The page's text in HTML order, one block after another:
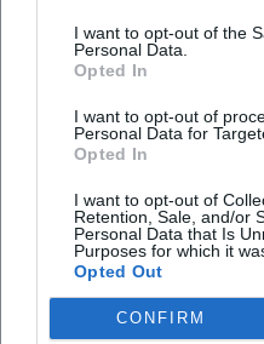
I want to opt-out of the
Personal Data.
Opted In
I want to opt-out of
Personal Data for
Opted In
I want to opt-out of
Retention, Sale, and/or
Personal Data that Is
Purposes for which it
Opted Out
CONFIRM
Saisonale
Design- und
Parkerlebnissen für
Gesamtbild.
Nach limitierten
um Welterbe‑ und
erscheinen öfter klein
Barrierefreiheit und